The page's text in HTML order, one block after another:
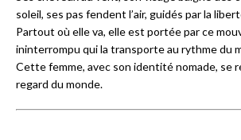
soleil, ses pas fendent l’air, guidés par la
Partout où elle va, elle est portée par ce
ininterrompu qui la transporte au rythme du
Cette femme, avec son identité nomade, se
regard du monde.